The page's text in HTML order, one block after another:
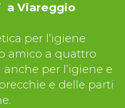
a Viareggio
per l’igiene
amico a quattro
per l’igiene e
e delle parti